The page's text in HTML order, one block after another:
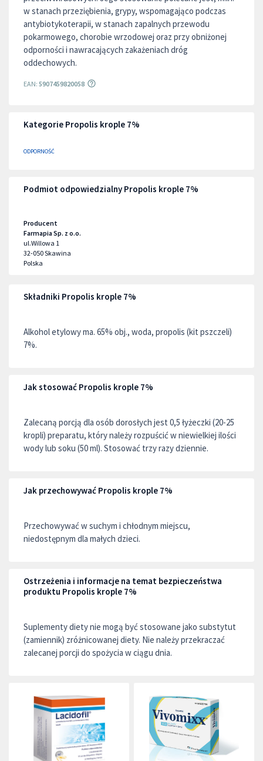
w stanach przeziębienia, grypy, wspomagająco podczas
antybiotykoterapii, w stanach zapalnych przewodu
pokarmowego, chorobie wrzodowej oraz przy obniżonej
odporności i nawracających zakażeniach dróg
oddechowych.
EAN: 5907459820058
Kategorie Propolis krople 7%
ODPORNOŚĆ
Podmiot odpowiedzialny Propolis krople 7%
Producent
Farmapia Sp. z o.o.
ul.Willowa 1
32-050Skawina
Polska
Składniki Propolis krople 7%
Alkohol etylowy ma. 65% obj., woda, propolis (kit pszczeli)
7%.
Jak stosować Propolis krople 7%
Zalecaną porcją dla osób dorosłych jest 0,5 łyżeczki (20-25
kropli) preparatu, który należy rozpuścić w niewielkiej ilości
wody lub soku (50 ml). Stosować trzy razy dziennie.
Jak przechowywać Propolis krople 7%
Przechowywać w suchym i chłodnym miejscu,
niedostępnym dla małych dzieci.
Ostrzeżenia i informacje na temat bezpieczeństwa
produktu Propolis krople 7%
Suplementy diety nie mogą być stosowane jako substytut
(zamiennik) zróżnicowanej diety. Nie należy przekraczać
zalecanej porcji do spożycia w ciągu dnia.